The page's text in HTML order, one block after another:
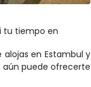
tu tiempo en
en Estambul y
aún puede ofrecerte